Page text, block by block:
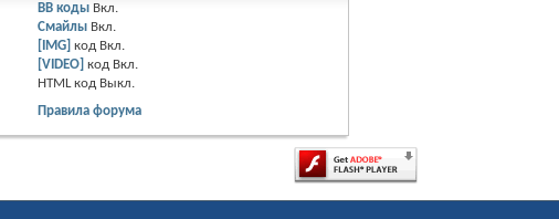
BB коды Вкл.
Смайлы Вкл.
[IMG] код Вкл.
[VIDEO] код Вкл.
HTML код Выкл.
Правила форума